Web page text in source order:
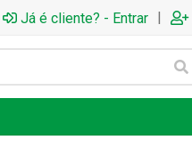
Já é cliente? - Entrar |